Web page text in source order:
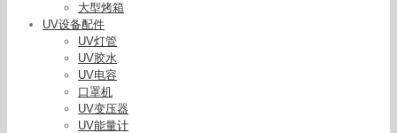
大型烤箱
UV设备配件
UV灯管
UV胶水
UV电容
口罩机
UV变压器
UV能量计
苏州现货UVLED紫外线固化设备leduv固化机UV胶